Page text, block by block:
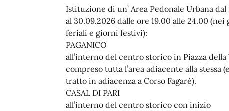
Istituzione di un’ Area Pedonale Urbana dal
al 30.09.2026 dalle ore 19.00 alle 24.00 (nei
feriali e giorni festivi):
PAGANICO
all’interno del centro storico in Piazza
compreso tutta l’area adiacente alla stessa
tratto in adiacenza a Corso Fagarè).
CASAL DI PARI
all’interno del centro storico con inizio